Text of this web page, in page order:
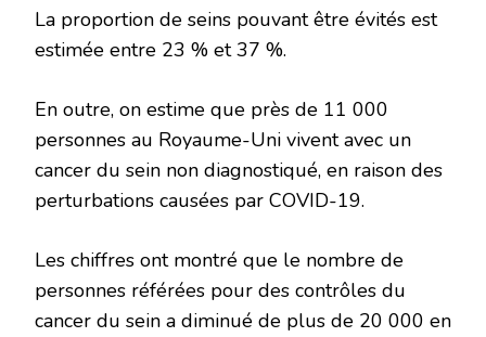
La proportion de seins pouvant être évités est
estimée entre 23 % et 37 %.
En outre, on estime que près de 11 000
personnes au Royaume-Uni vivent avec un
cancer du sein non diagnostiqué, en raison des
perturbations causées par COVID-19.
Les chiffres ont montré que le nombre de
personnes référées pour des contrôles du
cancer du sein a diminué de plus de 20 000 en